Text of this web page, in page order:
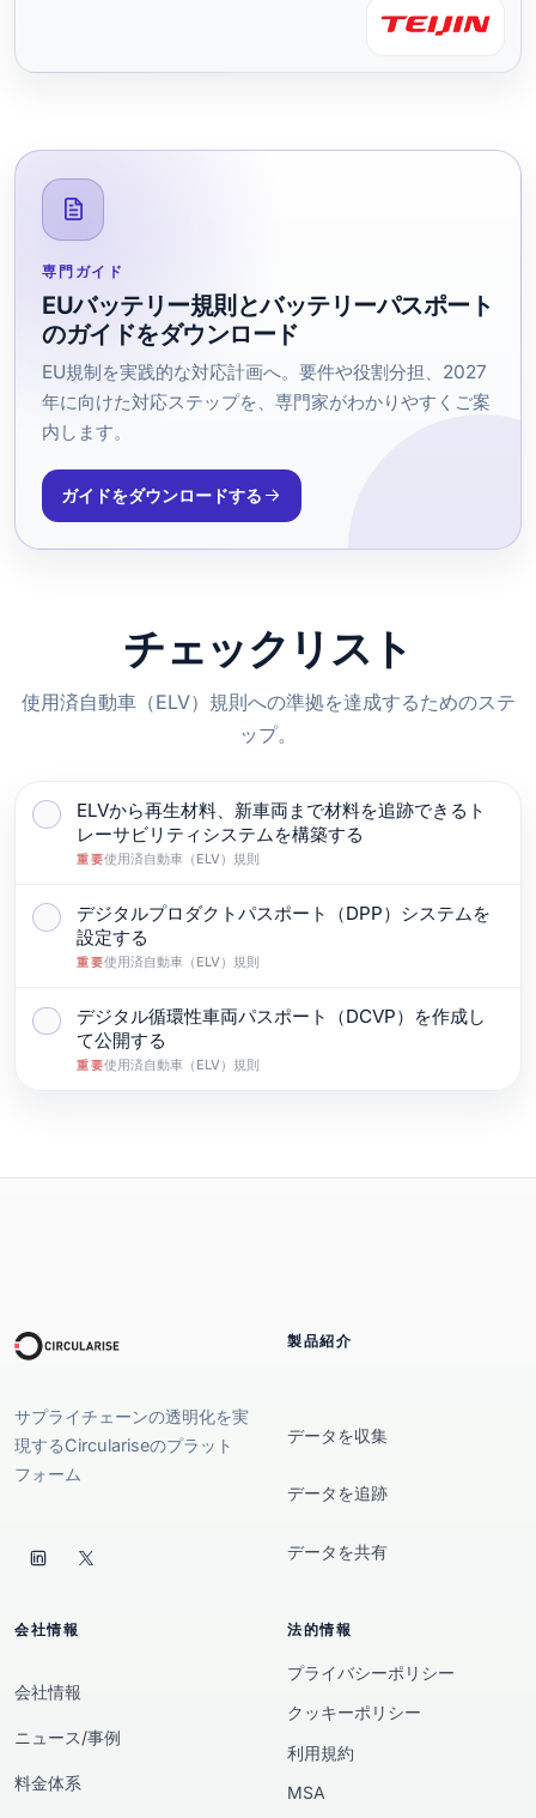
略的投資を基盤として、帝人がサーキュラーエコノミー
専門ガイド
EUバッテリー規則とバッテリーパスポート
のガイドをダウンロード
EU規制を実践的な対応計画へ。要件や役割分担、2027
年に向けた対応ステップを、専門家がわかりやすくご案
内します。
ガイドをダウンロードする
チェックリスト
使用済自動車（ELV）規則への準拠を達成するためのステ
ップ。
完了としてマークする: ELVから再生材料、新車両まで
ELVから再生材料、新車両まで材料を追跡できるト
レーサビリティシステムを構築する
重要使用済自動車（ELV）規則
完了としてマークする: デジタルプロダクトパスポート
デジタルプロダクトパスポート（DPP）システムを
設定する
重要使用済自動車（ELV）規則
完了としてマークする: デジタル循環性車両パスポート
デジタル循環性車両パスポート（DCVP）を作成し
て公開する
重要使用済自動車（ELV）規則
サプライチェーンの透明化を実
現するCirculariseのプラット
フォーム
製品紹介
データを収集
データを追跡
データを共有
会社情報
会社情報
ニュース/事例
料金体系
法的情報
プライバシーポリシー
クッキーポリシー
利用規約
MSA